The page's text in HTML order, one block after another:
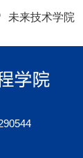
未来技术学院